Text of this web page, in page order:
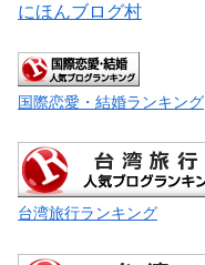
にほんブログ村
国際恋愛・結婚ランキング
台湾旅行ランキング